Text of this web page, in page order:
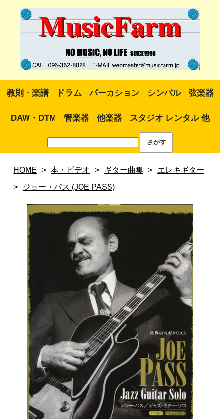
教則・楽譜 ドラム パーカション シンバル 弦楽器
DAW・DTM 管楽器 他楽器 スタジオ レンタル 他
HOME > 本・ビデオ > ギター曲集 > エレキギター
> ジョー・パス (JOE PASS)